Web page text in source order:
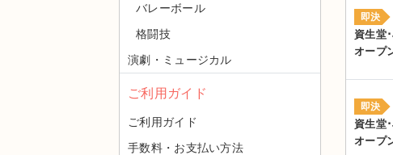
即決
資生堂
オープ
即決
資生堂
オープ
バレーボール
格闘技
演劇・ミュージカル
ご利用ガイド
ご利用ガイド
手数料・お支払い方法